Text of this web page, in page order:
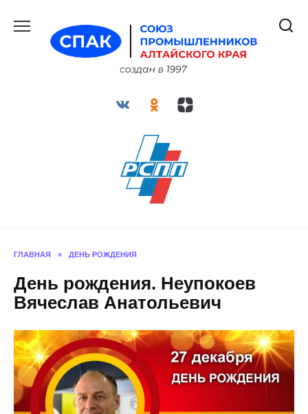
содержанию
ГЛАВНАЯ » ДЕНЬ РОЖДЕНИЯ
День рождения. Неупокоев
Вячеслав Анатольевич